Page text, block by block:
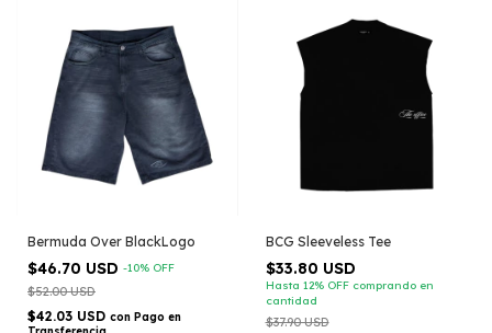
Bermuda Over BlackLogo
$46.70 USD -10% OFF
$52.00 USD
$42.03 USD con Pago en
BCG Sleeveless Tee
$33.80 USD
Hasta 12% OFF comprando en
cantidad
$37.90 USD